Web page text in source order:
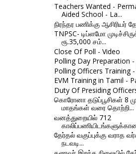
Teachers Wanted -
Aided School - La...
நிரந்தர பணிக்கு ஆசிரியர்
TNPSC- டிப்ளமோ
ரூ.35,000 சம்...
Close Of Poll - Video
Polling Day Preparation -
Polling Officers Training
EVM Training in Tamil -
Duty Of Presiding
கொரோனா தடுப்பூசிகள் 8
மாதங்கள் வரை தொற்றி...
வனத்துறையில் 712
தேர்தல் வகுப்புக்கு வராத
நடவடி...